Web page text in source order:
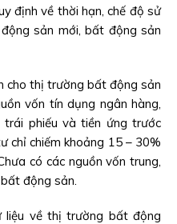
định về thời hạn, chế độ sử
sản mới, bất động sản
cho thị trường bất động sản
vốn tín dụng ngân hàng,
phiếu và tiền ứng trước
chỉ chiếm khoảng 15 – 30%
có các nguồn vốn trung,
động sản.
liệu về thị trường bất động